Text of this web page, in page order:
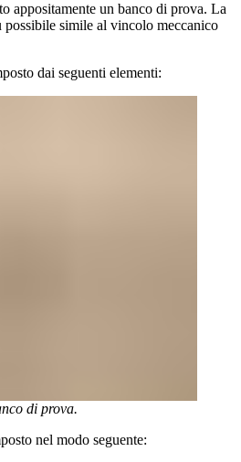
appositamente un banco di prova. La
possibile simile al vincolo meccanico
dai seguenti elementi:
di prova.
nel modo seguente: